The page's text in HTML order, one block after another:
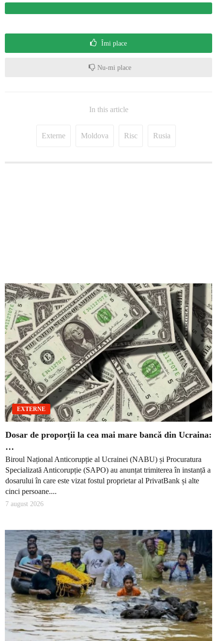
Îmi place
Nu-mi place
In this article
Externe Moldova Risc Rusia
EXTERNE
Dosar de proporții la cea mai mare bancă din Ucraina:
…
Biroul Național Anticorupție al Ucrainei (NABU) și Procuratura
Specializată Anticorupție (SAPO) au anunțat trimiterea în instanță a
dosarului în care este vizat fostul proprietar al PrivatBank și alte
cinci persoane....
7 august 2026